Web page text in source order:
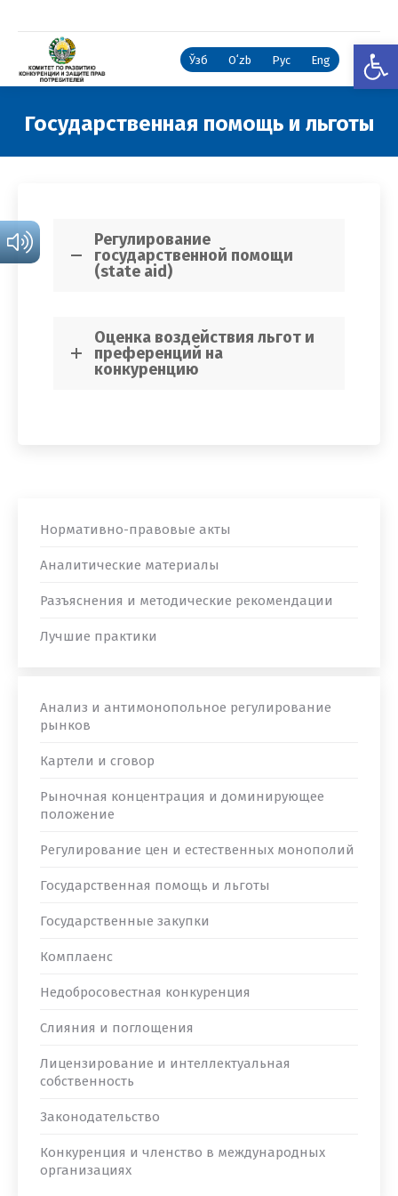
Ўзб Oʻzb Рус Eng
Государственная помощь и льготы
Регулирование
государственной помощи
(state aid)
Оценка воздействия льгот и
преференций на
конкуренцию
Нормативно-правовые акты
Аналитические материалы
Разъяснения и методические рекомендации
Лучшие практики
Анализ и антимонопольное регулирование
рынков
Картели и сговор
Рыночная концентрация и доминирующее
положение
Регулирование цен и естественных монополий
Государственная помощь и льготы
Государственные закупки
Комплаенс
Недобросовестная конкуренция
Слияния и поглощения
Лицензирование и интеллектуальная
собственность
Законодательство
Конкуренция и членство в международных
организациях